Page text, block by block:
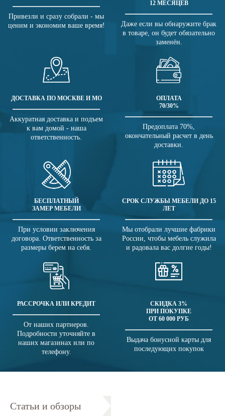
Привезли и сразу собрали - мы
ценим и экономим ваше время!
12 МЕСЯЦЕВ
Даже если вы обнаружите брак
в товаре, он будет обязательно
заменён.
ДОСТАВКА ПО МОСКВЕ И МО
Аккуратная доставка и подъем
к вам домой - наша
ответственность.
ОПЛАТА
70/30%
Предоплата 70%,
окончательный расчет в день
доставки.
БЕСПЛАТНЫЙ
ЗАМЕР МЕБЕЛИ
При условии заключения
договора. Ответственность за
размеры берем на себя.
СРОК СЛУЖБЫ МЕБЕЛИ ДО 15
ЛЕТ
Мы отобрали лучшие фабрики
России, чтобы мебель служила
и радовала вас долгие годы!
РАССРОЧКА ИЛИ КРЕДИТ
От наших партнеров.
Подробности уточняйте в
наших магазинах или по
телефону.
СКИДКА 3%
ПРИ ПОКУПКЕ
ОТ 60 000 РУБ
Выдача бонусной карты для
последующих покупок
Статьи и обзоры